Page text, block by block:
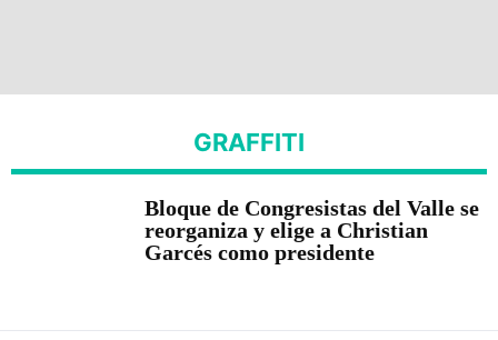
GRAFFITI
Bloque de Congresistas del Valle se
reorganiza y elige a Christian
Garcés como presidente